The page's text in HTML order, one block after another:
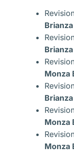
Brianza
Brianza
Monza
Brianza
Monza
Monza